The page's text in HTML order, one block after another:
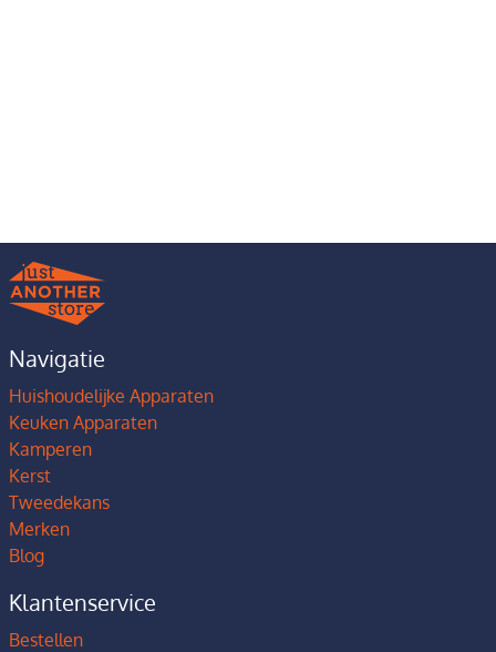
Navigatie
Huishoudelijke Apparaten
Keuken Apparaten
Kamperen
Kerst
Tweedekans
Merken
Blog
Klantenservice
Bestellen